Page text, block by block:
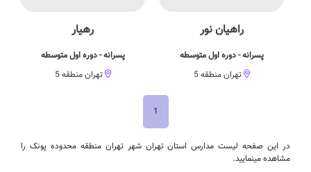
راهیان نور
پسرانه - دوره اول متوسطه
تهران منطقه 5
رهیار
پسرانه - دوره اول متوسطه
تهران منطقه 5
1
در این صفحه لیست مدارس استان تهران شهر تهران منطقه محدوده پونک را
مشاهده مینمایید.